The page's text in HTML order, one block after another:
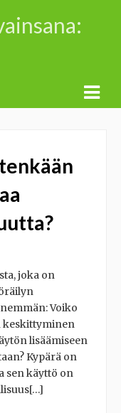
joka on
Voiko
lisäämiseen
Kypärä on
sen käyttö on